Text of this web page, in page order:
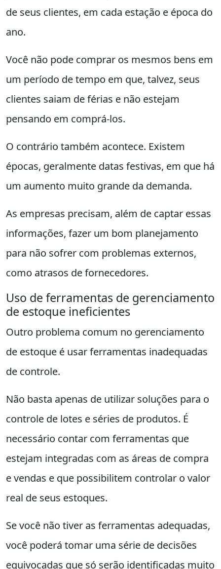
de seus clientes, em cada estação e época do
ano.
Você não pode comprar os mesmos bens em
um período de tempo em que, talvez, seus
clientes saiam de férias e não estejam
pensando em comprá-los.
O contrário também acontece. Existem
épocas, geralmente datas festivas, em que há
um aumento muito grande da demanda.
As empresas precisam, além de captar essas
informações, fazer um bom planejamento
para não sofrer com problemas externos,
como atrasos de fornecedores.
Uso de ferramentas de gerenciamento
de estoque ineficientes
Outro problema comum no gerenciamento
de estoque é usar ferramentas inadequadas
de controle.
Não basta apenas de utilizar soluções para o
controle de lotes e séries de produtos. É
necessário contar com ferramentas que
estejam integradas com as áreas de compra
e vendas e que possibilitem controlar o valor
real de seus estoques.
Se você não tiver as ferramentas adequadas,
você poderá tomar uma série de decisões
equivocadas que só serão identificadas muito